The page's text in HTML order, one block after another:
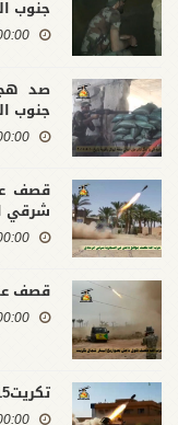
جنوب
2015-08-11
صد
جنوب
2015-05-10
قصف
شرقي
2015-04-10
قصف
2015-04-05
تكريت15-3-2015
2015-03-15